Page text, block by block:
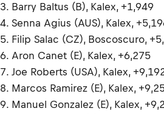
3. Barry Baltus (B), Kalex, +1,949
4. Senna Agius (AUS), Kalex,
5. Filip Salac (CZ), Boscoscuro,
6. Aron Canet (E), Kalex, +6,275
7. Joe Roberts (USA), Kalex,
8. Marcos Ramirez (E), Kalex,
9. Manuel Gonzalez (E), Kalex,